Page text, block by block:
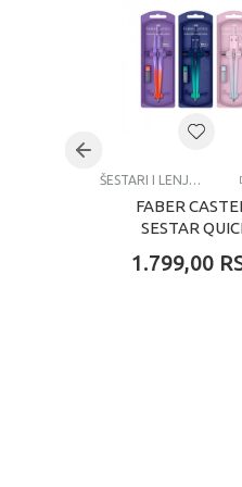
Pol
Uzrast
ŠESTARI I LENJIRI
FABER
SESTAR
1.799,00